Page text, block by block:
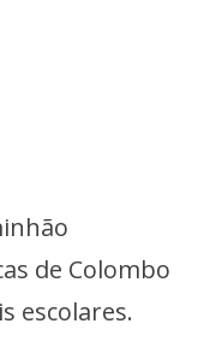
de Colombo
escolares.